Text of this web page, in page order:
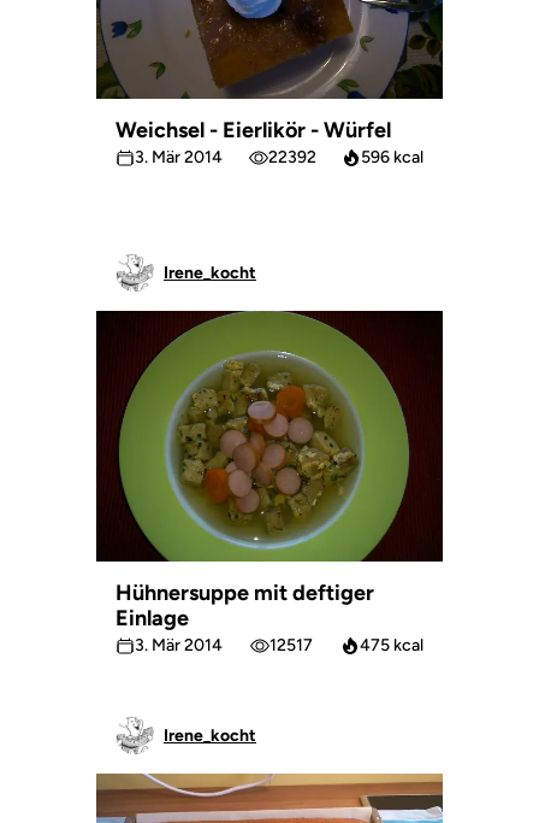
Weichsel - Eierlikör - Würfel
3. Mär 2014 22392 596 kcal
Irene_kocht
Hühnersuppe mit deftiger
Einlage
3. Mär 2014 12517 475 kcal
Irene_kocht